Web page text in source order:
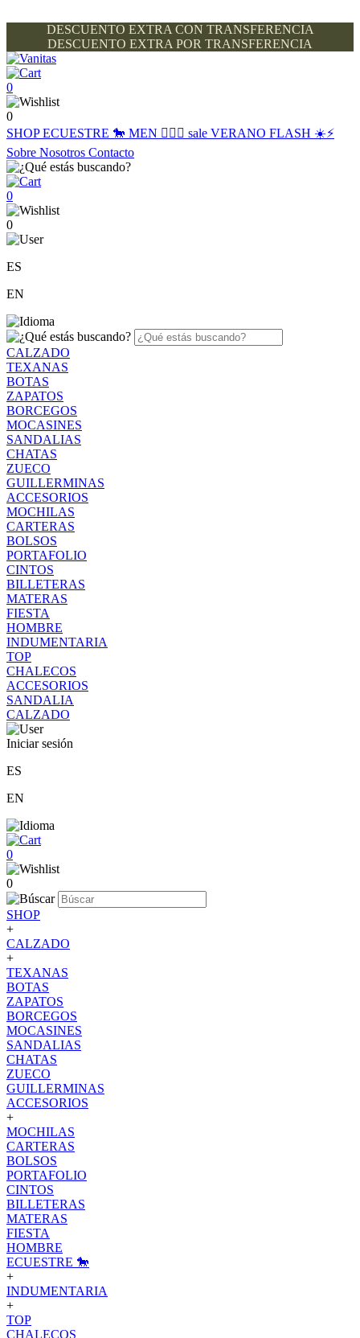
DESCUENTO EXTRA CON TRANSFERENCIA
DESCUENTO EXTRA POR TRANSFERENCIA
0
0
SHOPECUESTRE 🐎 MEN 🙋🏽‍♂️ sale VERANO FLASH ☀️⚡️
Sobre Nosotros Contacto
0
0
ES
EN
CALZADO
TEXANAS
BOTAS
ZAPATOS
BORCEGOS
MOCASINES
SANDALIAS
CHATAS
ZUECO
GUILLERMINAS
ACCESORIOS
MOCHILAS
CARTERAS
BOLSOS
PORTAFOLIO
CINTOS
BILLETERAS
MATERAS
FIESTA
HOMBRE
INDUMENTARIA
TOP
CHALECOS
ACCESORIOS
SANDALIA
CALZADO
Iniciar sesión
ES
EN
0
0
SHOP
+
CALZADO
+
TEXANAS
BOTAS
ZAPATOS
BORCEGOS
MOCASINES
SANDALIAS
CHATAS
ZUECO
GUILLERMINAS
ACCESORIOS
+
MOCHILAS
CARTERAS
BOLSOS
PORTAFOLIO
CINTOS
BILLETERAS
MATERAS
FIESTA
HOMBRE
ECUESTRE 🐎
+
INDUMENTARIA
+
TOP
CHALECOS